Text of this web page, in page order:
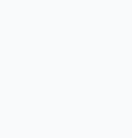
Войти под другим